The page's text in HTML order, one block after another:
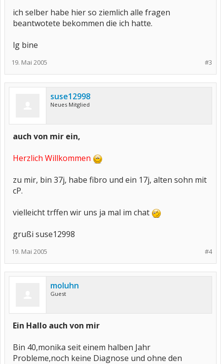
ich selber habe hier so ziemlich alle fragen
beantwotete bekommen die ich hatte.
lg bine
#3
19. Mai 2005
suse12998
Neues Mitglied
auch von mir ein,
Herzlich Willkommen
zu mir, bin 37j, habe fibro und ein 17j, alten sohn mit
cP.
vielleicht trffen wir uns ja mal im chat
grußi suse12998
#4
19. Mai 2005
moluhn
Guest
Ein Hallo auch von mir
Bin 40,monika seit einem halben Jahr
Probleme,noch keine Diagnose und ohne den